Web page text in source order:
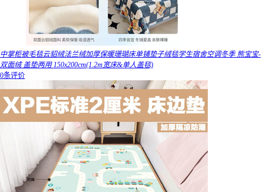
中掌柜被毛毯云貂绒法兰绒加厚保暖珊瑚床单铺垫子绒毯学生宿舍空调冬季 熊宝宝-
双面绒 盖垫两用 150x200cm(1.2m宽床&单人盖毯)
0条评价